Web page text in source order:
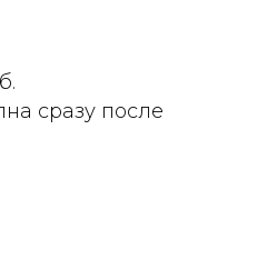
сразу после